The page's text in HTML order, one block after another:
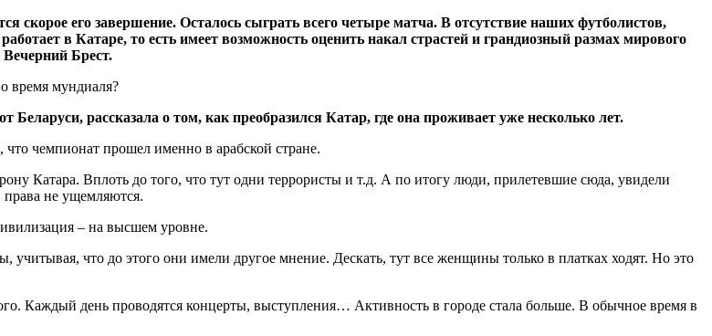
скорое его завершение. Осталось сыграть всего четыре матча. В отсутствие наших футболистов,
в Катаре, то есть имеет возможность оценить накал страстей и грандиозный размах мирового
Брест.
рассказала о том, как преобразился Катар, где она проживает уже несколько лет.
чемпионат прошел именно в арабской стране.
Катара. Вплоть до того, что тут одни террористы и т.д. А по итогу люди, прилетевшие сюда, увидели
права не ущемляются.
– на высшем уровне.
что до этого они имели другое мнение. Дескать, тут все женщины только в платках ходят. Но это
Каждый день проводятся концерты, выступления… Активность в городе стала больше. В обычное время в